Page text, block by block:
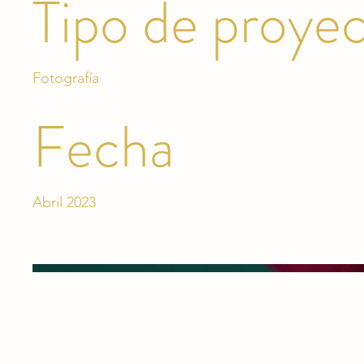
Tipo de
Fotografía
Fecha
Abril 2023